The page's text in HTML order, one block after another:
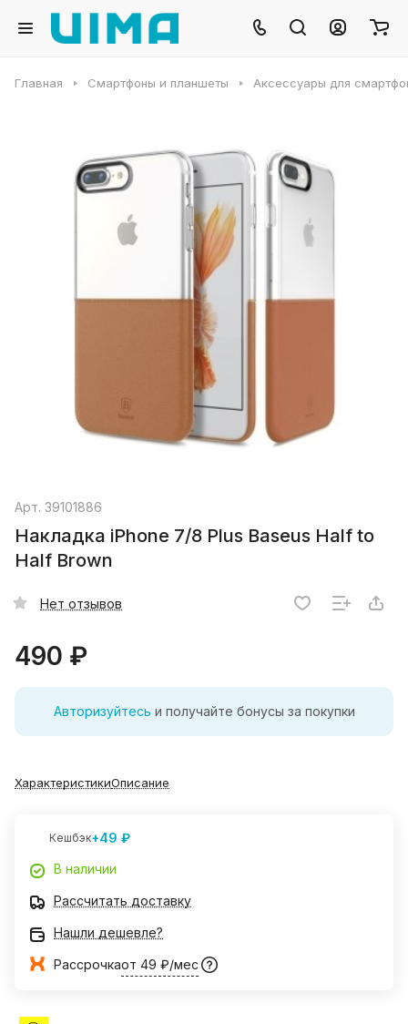
Главная Смартфоны и планшеты Аксессуары для
Арт. 39101886
Накладка iPhone 7/8 Plus Baseus Half to
Half Brown
Нет отзывов
490 ₽
Авторизуйтесь и получайте бонусы за покупки
ХарактеристикиОписание
Кешбэк+49 ₽
В наличии
Рассчитать доставку
Нашли дешевле?
Рассрочкаот 49 ₽/мес